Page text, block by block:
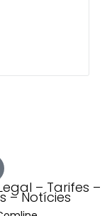
– Tarifes –
–Notícies